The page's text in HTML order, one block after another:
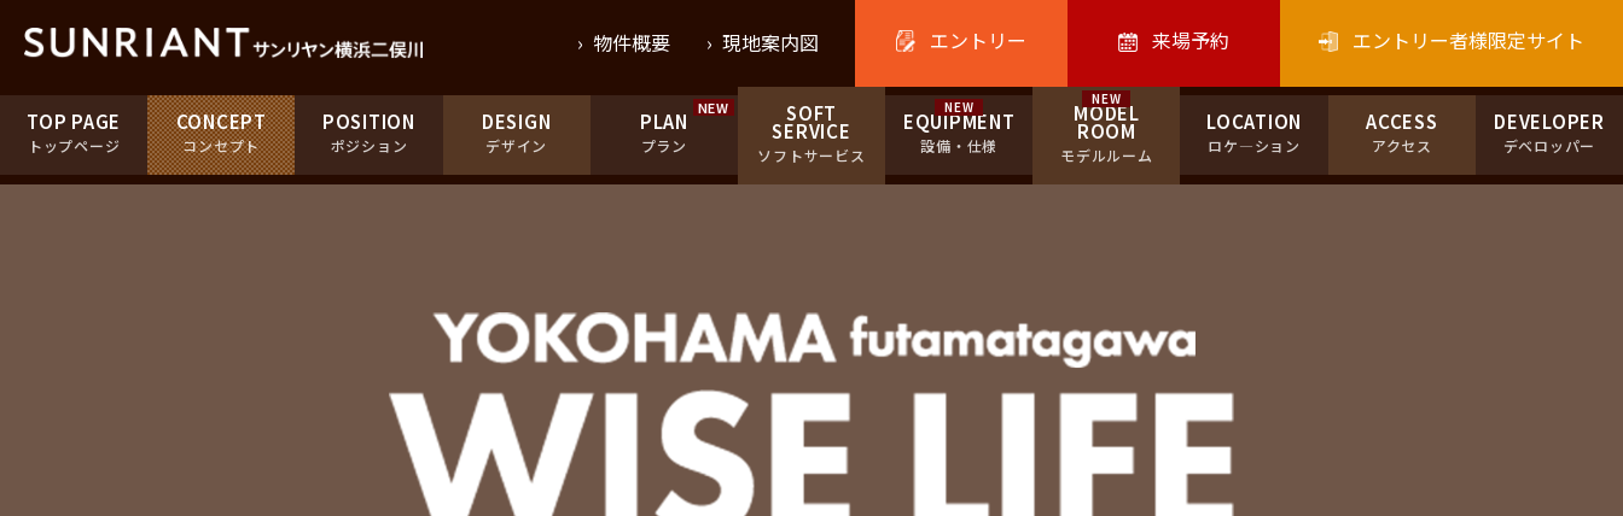
› 物件概要 › 現地案内図 エントリー 来場予約 エントリー者様限定サイト
TOP PAGE
トップページ
CONCEPT
コンセプト
POSITION
ポジション
DESIGN
デザイン
PLAN
プラン
SOFT
SERVICE
ソフトサービス
EQUIPMENT
設備・仕様
MODEL
ROOM
モデルルーム
LOCATION
ロケ―ション
ACCESS
アクセス
DEVELOPER
デベロッパー